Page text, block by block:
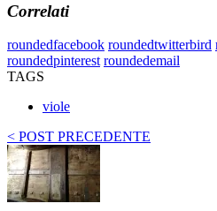
Correlati
roundedfacebook roundedtwitterbird
roundedpinterest roundedemail
TAGS
viole
< POST PRECEDENTE